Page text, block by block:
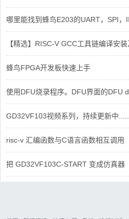
哪里能找到蜂鸟E203的UART，SPI，
【精选】RISC-V GCC工具链编译安
蜂鸟FPGA开发板快速上手
使用DFU烧录程序。DFU界面的DFU
GD32VF103视频系列，持续更新中......
risc-v 汇编函数与C语言函数相互调用
把 GD32VF103C-START 变成仿真器